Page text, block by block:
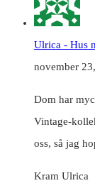
Ulrica - Hus
november
Dom har
Vintage-
oss, så jag
Kram Ulrica